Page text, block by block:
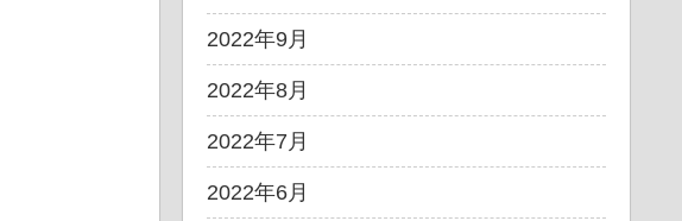
2022年9月
2022年8月
2022年7月
2022年6月